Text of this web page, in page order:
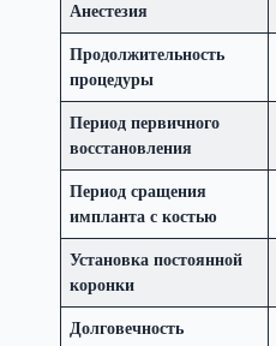
Анестезия
Продолжительность
процедуры
Период первичного
восстановления
Период сращения
импланта с костью
Установка постоянной
коронки
Долговечность